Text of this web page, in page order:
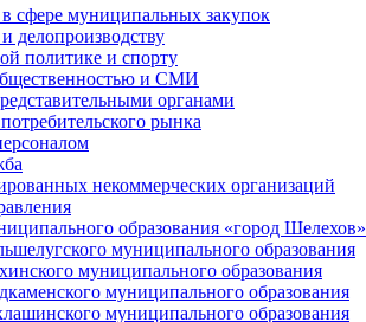
сфере муниципальных закупок
делопроизводству
политике и спорту
и СМИ
органами
рынка
некоммерческих организаций
образования «город Шелехов»
муниципального образования
муниципального образования
муниципального образования
муниципального образования